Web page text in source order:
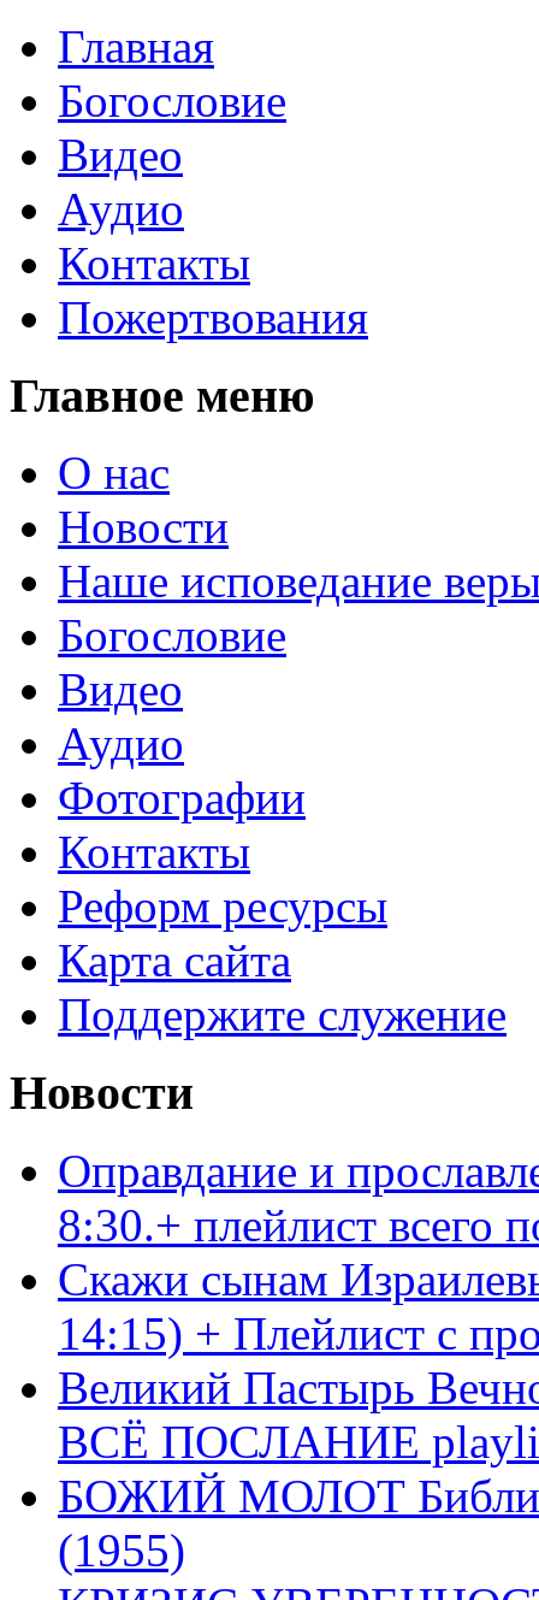
Главная
Богословие
Видео
Аудио
Контакты
Пожертвования
Главное меню
О нас
Новости
Наше исповедание
Богословие
Видео
Аудио
Фотографии
Контакты
Реформ ресурсы
Карта сайта
Поддержите служение
Новости
Оправдание и
8:30.+ плейлист
Скажи сынам
14:15) + Плейлист с
Великий Пастырь
ВСЁ ПОСЛАНИЕ
БОЖИЙ МОЛОТ Библия
(1955)